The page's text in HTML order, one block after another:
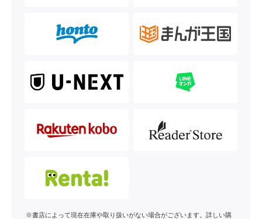
※書店によって現在在庫や取り扱いがない場合がございます。詳しい購